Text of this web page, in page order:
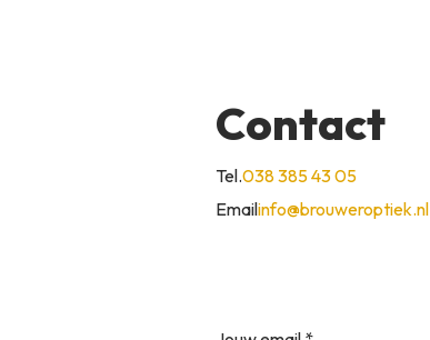
Contact
Tel.038 385 43 05
Emailinfo@brouweroptiek.nl